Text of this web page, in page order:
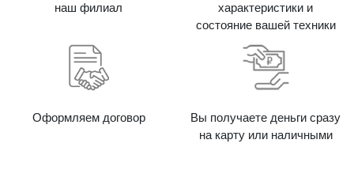
наш филиал
характеристики и
состояние вашей техники
Оформляем договор
Вы получаете деньги сразу
на карту или наличными